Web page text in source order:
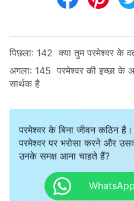
पिछला: 142 क्या तुम परमेश्वर के
अगला: 145 परमेश्वर की इच्छा के
सार्थक है
परमेश्वर के बिना जीवन कठिन
परमेश्वर पर भरोसा करने और
उनके समक्ष आना चाहते हैं?